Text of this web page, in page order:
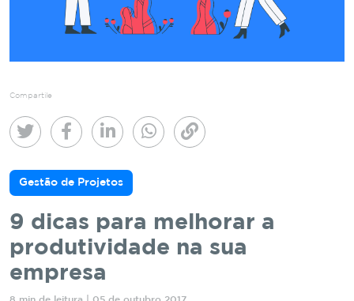
Compartile
Gestão de Projetos
9 dicas para melhorar a
produtividade na sua
empresa